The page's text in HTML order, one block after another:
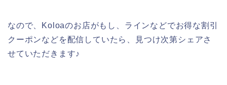
なので、Koloaのお店がもし、ラインなどでお得な割引
クーポンなどを配信していたら、見つけ次第シェアさ
せていただきます♪